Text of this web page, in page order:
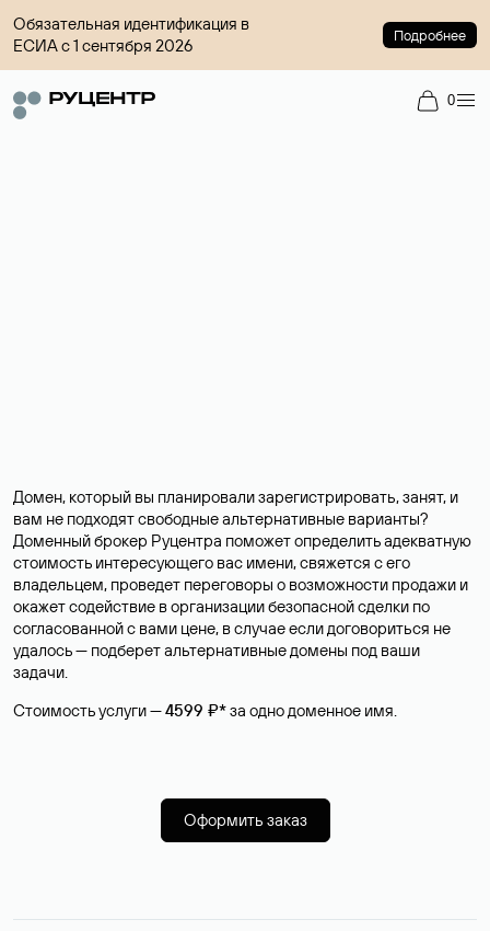
Обязательная идентификация в
ЕСИА с 1 сентября 2026
Подробнее
0
Домен, который вы планировали зарегистрировать, занят, и
вам не подходят свободные альтернативные варианты?
Доменный брокер Руцентра поможет определить адекватную
стоимость интересующего вас имени, свяжется с его
владельцем, проведет переговоры о возможности продажи и
окажет содействие в организации безопасной сделки по
согласованной с вами цене, в случае если договориться не
удалось — подберет альтернативные домены под ваши
задачи.
Стоимость услуги —4599 ₽*за одно доменное имя.
Оформить заказ